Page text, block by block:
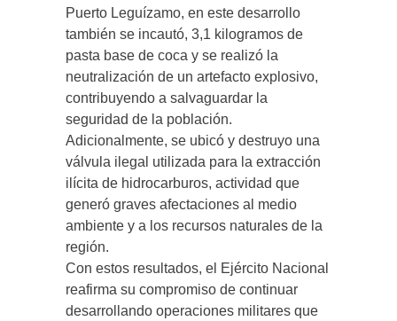
Puerto Leguízamo, en este desarrollo
también se incautó, 3,1 kilogramos de
pasta base de coca y se realizó la
neutralización de un artefacto explosivo,
contribuyendo a salvaguardar la
seguridad de la población.
Adicionalmente, se ubicó y destruyo una
válvula ilegal utilizada para la extracción
ilícita de hidrocarburos, actividad que
generó graves afectaciones al medio
ambiente y a los recursos naturales de la
región.
Con estos resultados, el Ejército Nacional
reafirma su compromiso de continuar
desarrollando operaciones militares que